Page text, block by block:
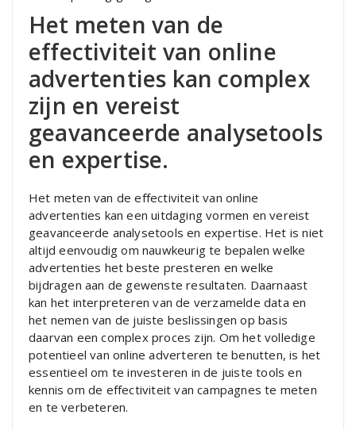
Het meten van de
effectiviteit van online
advertenties kan complex
zijn en vereist
geavanceerde analysetools
en expertise.
Het meten van de effectiviteit van online
advertenties kan een uitdaging vormen en vereist
geavanceerde analysetools en expertise. Het is niet
altijd eenvoudig om nauwkeurig te bepalen welke
advertenties het beste presteren en welke
bijdragen aan de gewenste resultaten. Daarnaast
kan het interpreteren van de verzamelde data en
het nemen van de juiste beslissingen op basis
daarvan een complex proces zijn. Om het volledige
potentieel van online adverteren te benutten, is het
essentieel om te investeren in de juiste tools en
kennis om de effectiviteit van campagnes te meten
en te verbeteren.